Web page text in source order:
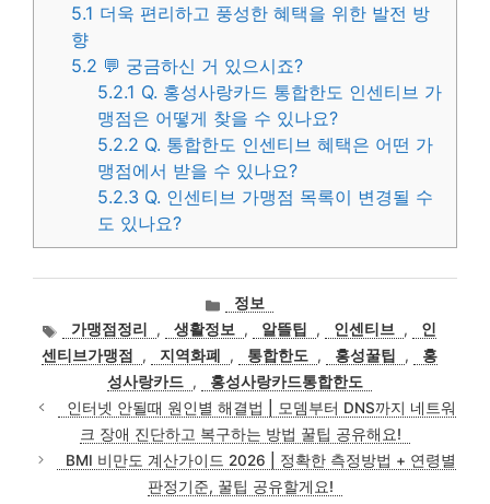
5.1 더욱 편리하고 풍성한 혜택을 위한 발전 방
향
5.2 💬 궁금하신 거 있으시죠?
5.2.1 Q. 홍성사랑카드 통합한도 인센티브 가
맹점은 어떻게 찾을 수 있나요?
5.2.2 Q. 통합한도 인센티브 혜택은 어떤 가
맹점에서 받을 수 있나요?
5.2.3 Q. 인센티브 가맹점 목록이 변경될 수
도 있나요?
카
테
고
리
정보
태
그
가맹점정리 , 생활정보 , 알뜰팁 , 인센티브 ,
인
센티브가맹점
, 지역화폐 , 통합한도 , 홍성꿀팁 ,
홍
성사랑카드 ,
홍성사랑카드통합한도
인터넷 안될때 원인별 해결법 | 모뎀부터 DNS까지 네트워
크 장애 진단하고 복구하는 방법 꿀팁 공유해요!
BMI 비만도 계산가이드 2026 | 정확한 측정방법 + 연령별
판정기준, 꿀팁 공유할게요!